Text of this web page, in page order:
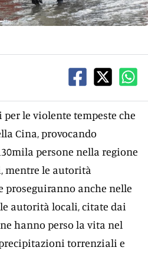
le violente tempeste che
Cina, provocando
persone nella regione
mentre le autorità
proseguiranno anche nelle
autorità locali, citate dai
hanno perso la vita nel
torrenziali e